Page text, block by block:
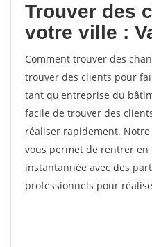
Trouver des
votre ville :
Comment trouver des
trouver des clients pour
tant qu'entreprise du
facile de trouver des
réaliser rapidement.
vous permet de rentrer en
instantannée avec des
professionnels pour